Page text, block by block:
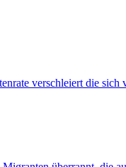
verschleiert die sich